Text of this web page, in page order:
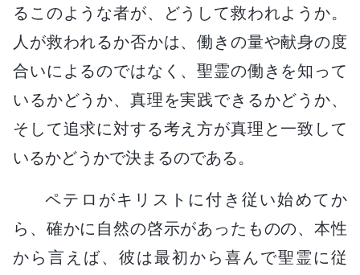
るこのような者が、どうして救われようか。
人が救われるか否かは、働きの量や献身の度
合いによるのではなく、聖霊の働きを知って
いるかどうか、真理を実践できるかどうか、
そして追求に対する考え方が真理と一致して
いるかどうかで決まるのである。
ペテロがキリストに付き従い始めてか
ら、確かに自然の啓示があったものの、本性
から言えば、彼は最初から喜んで聖霊に従